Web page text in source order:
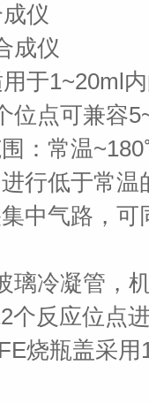
仪
成仪
于1~20ml
点可兼容
：常温
行低于常
中气路，可
璃冷凝管，
个反应位点
烧瓶盖采